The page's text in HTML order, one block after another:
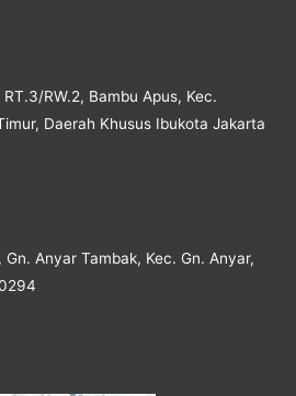
RW.2, Bambu Apus, Kec.
Daerah Khusus Ibukota Jakarta
Anyar Tambak, Kec. Gn. Anyar,